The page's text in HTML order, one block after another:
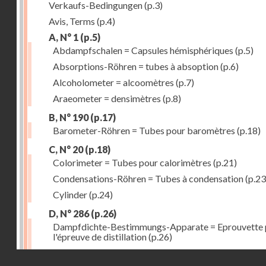
Verkaufs-Bedingungen(p.3)
Avis, Terms (p.4)
A, N° 1 (p.5)
Abdampfschalen = Capsules hémisphériques (p.5)
Absorptions-Röhren = tubes à absoption(p.6)
Alcoholometer = alcoomètres (p.7)
Araeometer = densimètres (p.8)
B, N° 190(p.17)
Barometer-Röhren = Tubes pour baromètres (p.18)
C, N° 20(p.18)
Colorimeter = Tubes pour calorimètres (p.21)
Condensations-Röhren = Tubes à condensation
Cylinder(p.24)
D, N° 286(p.26)
Dampfdichte-Bestimmungs-Apparate = Eprouvette
l'épreuve de distillation(p.26)
Destillir-Kolben = Ballons à distillation fractionnée